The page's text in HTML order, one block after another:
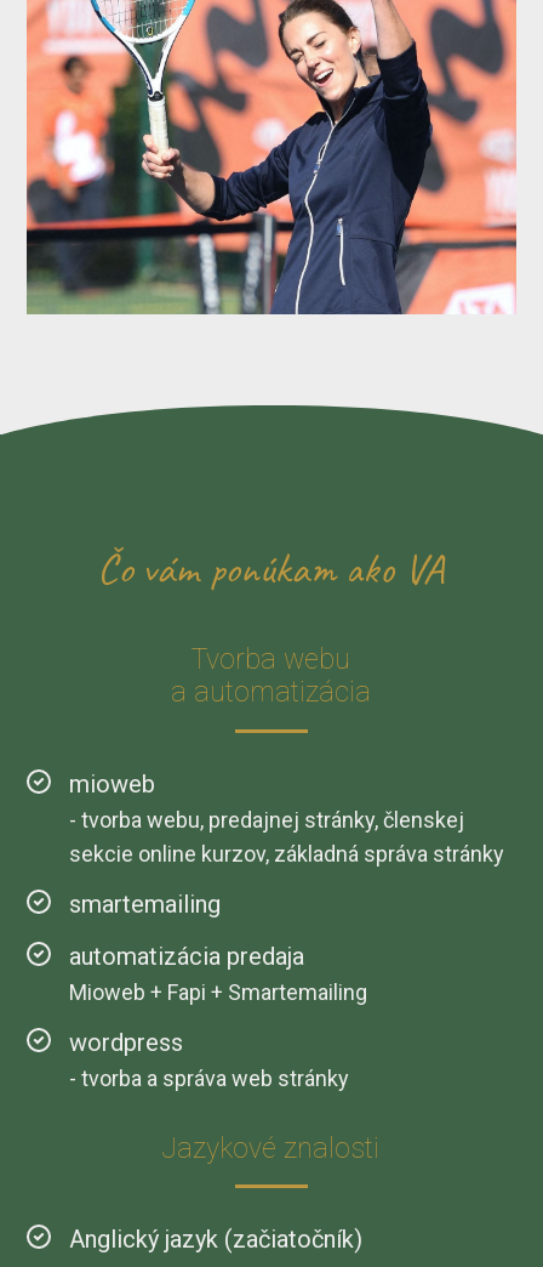
Čo vám ponúkam ako VA
Tvorba webu
a automatizácia
mioweb
- tvorba webu, predajnej stránky, členskej
sekcie online kurzov, základná správa stránky
smartemailing
automatizácia predaja
Mioweb + Fapi + Smartemailing
wordpress
- tvorba a správa web stránky
Jazykové znalosti
Anglický jazyk (začiatočník)